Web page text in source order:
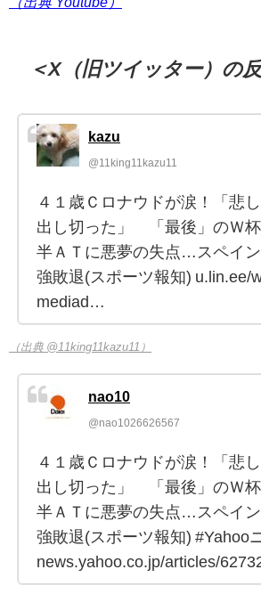
＜X（旧ツイッター）の
kazu
@11king11kazu11
４１歳Ｃロナウドが涙！「悲
出し切った」 「最後」のＷ
半ＡＴに悪夢の失点…スペイン
強敗退(スポーツ報知) u.lin.ee/
mediad…
（出典 @11king11kazu11）
nao10
@nao1026626567
４１歳Ｃロナウドが涙！「悲
出し切った」 「最後」のＷ
半ＡＴに悪夢の失点…スペイン
強敗退(スポーツ報知) #Yahoo
news.yahoo.co.jp/articles/